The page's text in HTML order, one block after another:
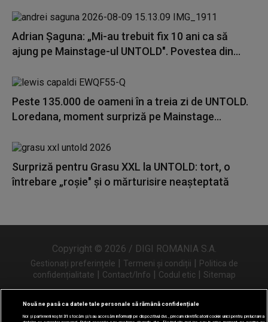
Adrian Șaguna: „Mi-au trebuit fix 10 ani ca să
ajung pe Mainstage-ul UNTOLD". Povestea din...
Peste 135.000 de oameni în a treia zi de UNTOLD.
Loredana, moment surpriză pe Mainstage...
Surpriză pentru Grasu XXL la UNTOLD: tort, o
întrebare „roșie" și o mărturisire neașteptată
Copyright © 2026 / DIGI ROMANIA S.A.
Gestionați preferințele | Termeni și condiții | Politica de
confidențialitate | Contact/Info | Codul etic | Sitemap
Nouă ne pasă ca datele tale personale să rămână confidențiale
Noi și partenerii noștri31 stocăm și/sau accesăm informații pe dispozitivul dvs., precum identificatorii cookie unici pentru prelucrarea